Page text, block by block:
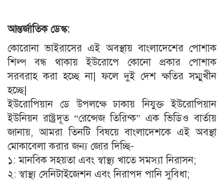
আন্তর্জাতিক ডেস্ক:
কোরোনা ভাইরাসের এই অবস্থায় বাংলাদেশের পোশাক
শিল্প বন্ধ থাকায় ইউরোপে কোনো প্রকার পোশাক
সরবরাহ করা হচ্ছে না| ফলে দুই দেশ ক্ষতির সম্মুখীন
হচ্ছে|
ইউরোপিয়ান ডে উপলক্ষে ঢাকায় নিযুক্ত ইউরোপিয়ান
ইউনিয়ন রাষ্ট্রদূত “রেন্সেজ তিরিন্ক” এক ভিডিও বার্তায়
জানায়, আমরা তিনটি বিষয়ে বাংলাদেশকে এই অবস্থা
মোকাবেলা করার জন্য জোর দিচ্ছি-
১: মানবিক সহয়তা এবং স্বাস্থ্য খাতে সমস্যা নিরাসন;
২: স্বাস্থ্য সেনিটাইজেশন এবং নিরাপদ পানি সুবিধা;